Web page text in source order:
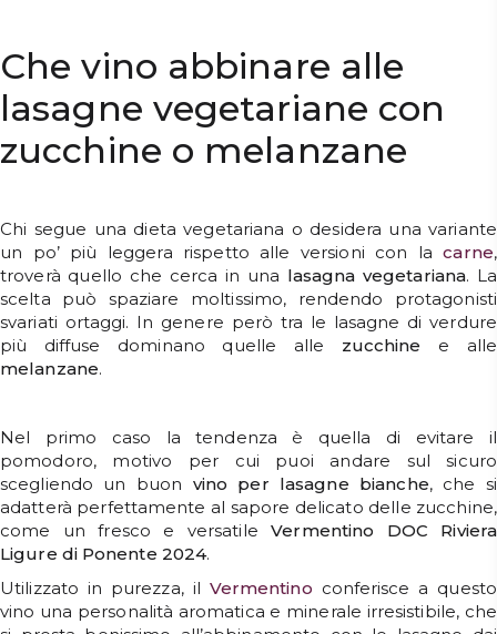
Che vino abbinare alle
lasagne vegetariane con
zucchine o melanzane
Chi segue una dieta vegetariana o desidera una variante
un po’ più leggera rispetto alle versioni con lacarne,
troverà quello che cerca in una lasagna vegetariana. La
scelta può spaziare moltissimo, rendendo protagonisti
svariati ortaggi. In genere però tra le lasagne di verdure
più diffuse dominano quelle alle zucchine e alle
melanzane.
Nel primo caso la tendenza è quella di evitare il
pomodoro, motivo per cui puoi andare sul sicuro
scegliendo un buon vino per lasagne bianche, che si
adatterà perfettamente al sapore delicato delle zucchine,
come un fresco e versatileVermentino DOC Riviera
Ligure di Ponente 2024.
Utilizzato in purezza, il Vermentino conferisce a questo
vino una personalità aromatica e minerale irresistibile, che